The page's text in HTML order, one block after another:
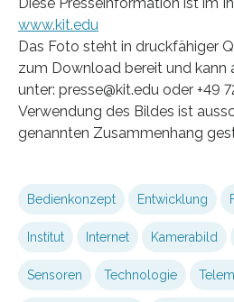
www.kit.edu
Das Foto steht in druckfähiger
zum Download bereit und kann
unter: presse@kit.edu oder +49
Verwendung des Bildes ist
genannten Zusammenhang
Bedienkonzept Entwicklung
Institut Internet Kamerabild
Sensoren Technologie